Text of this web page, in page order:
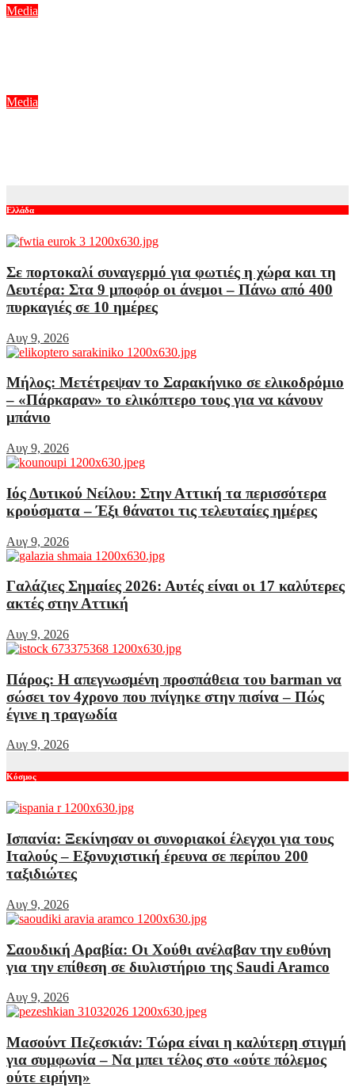
Media
Media
Ελλάδα
Σε πορτοκαλί συναγερμό για φωτιές η χώρα και τη
Δευτέρα: Στα 9 μποφόρ οι άνεμοι – Πάνω από 400
πυρκαγιές σε 10 ημέρες
Αυγ 9, 2026
Μήλος: Μετέτρεψαν το Σαρακήνικο σε ελικοδρόμιο
– «Πάρκαραν» το ελικόπτερο τους για να κάνουν
μπάνιο
Αυγ 9, 2026
Ιός Δυτικού Νείλου: Στην Αττική τα περισσότερα
κρούσματα – Έξι θάνατοι τις τελευταίες ημέρες
Αυγ 9, 2026
Γαλάζιες Σημαίες 2026: Αυτές είναι οι 17 καλύτερες
ακτές στην Αττική
Αυγ 9, 2026
Πάρος: Η απεγνωσμένη προσπάθεια του barman να
σώσει τον 4χρονο που πνίγηκε στην πισίνα – Πώς
έγινε η τραγωδία
Αυγ 9, 2026
Κόσμος
Ισπανία: Ξεκίνησαν οι συνοριακοί έλεγχοι για τους
Ιταλούς – Εξονυχιστική έρευνα σε περίπου 200
ταξιδιώτες
Αυγ 9, 2026
Σαουδική Αραβία: Οι Χούθι ανέλαβαν την ευθύνη
για την επίθεση σε διυλιστήριο της Saudi Aramco
Αυγ 9, 2026
Μασούντ Πεζεσκιάν: Τώρα είναι η καλύτερη στιγμή
για συμφωνία – Να μπει τέλος στο «ούτε πόλεμος
ούτε ειρήνη»